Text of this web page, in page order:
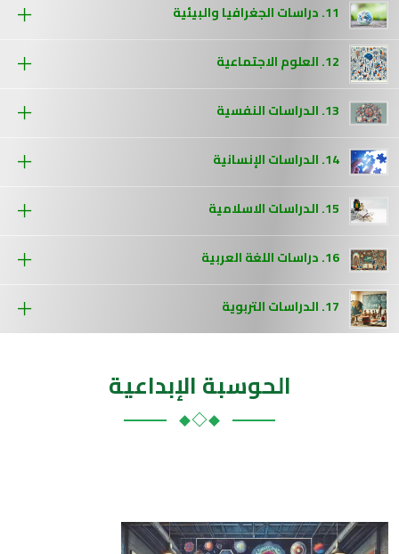
11. دراسات الجغرافيا والبيئية
12. العلوم الاجتماعية
13. الدراسات النفسية
14. الدراسات الإنسانية
15. الدراسات الاسلامية
16. دراسات اللغة العربية
17. الدراسات التربوية
الحوسبة الإبداعية